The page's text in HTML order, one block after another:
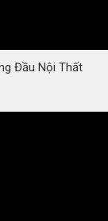
Đầu Nội Thất